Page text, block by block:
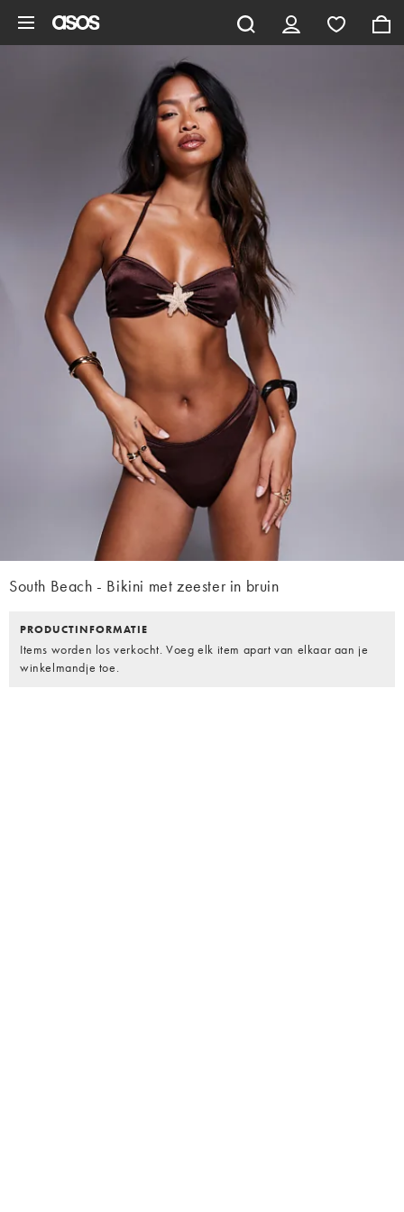
South Beach - Bikini met zeester in bruin
PRODUCTINFORMATIE
Items worden los verkocht. Voeg elk item apart van elkaar aan je
winkelmandje toe.